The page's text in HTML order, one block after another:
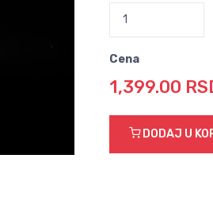
Cena
1,399.00
DODAJ U